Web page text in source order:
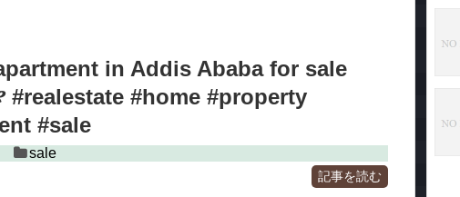
in Addis Ababa for sale
#home #property
#sale
sale
記事を読む